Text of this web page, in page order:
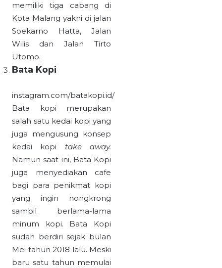
memiliki tiga cabang di
Kota Malang yakni di jalan
Soekarno Hatta, Jalan
Wilis dan Jalan Tirto
Utomo.
Bata Kopi
instagram.com/batakopi.id/
Bata kopi merupakan
salah satu kedai kopi yang
juga mengusung konsep
kedai kopi take away.
Namun saat ini, Bata Kopi
juga menyediakan cafe
bagi para penikmat kopi
yang ingin nongkrong
sambil berlama-lama
minum kopi. Bata Kopi
sudah berdiri sejak bulan
Mei tahun 2018 lalu. Meski
baru satu tahun memulai